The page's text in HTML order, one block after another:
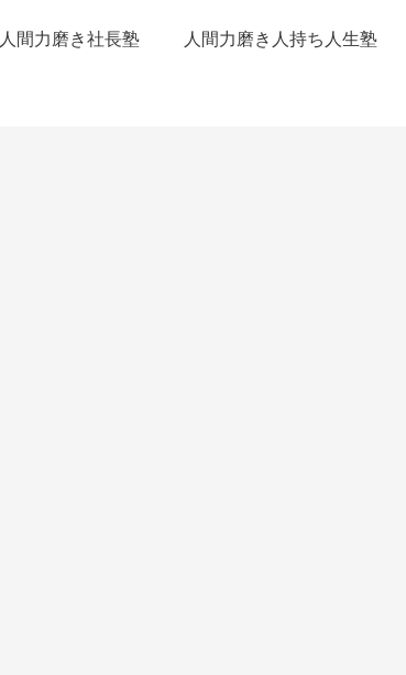
人間力磨き社長塾 人間力磨き人持ち人生塾